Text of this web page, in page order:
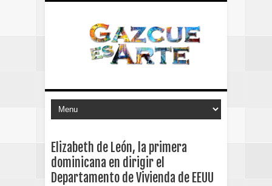
Elizabeth de León, la primera
dominicana en dirigir el
Departamento de Vivienda de EEUU